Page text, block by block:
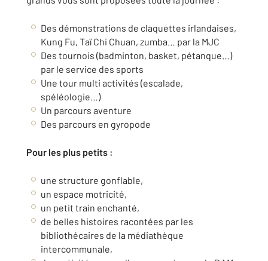
Des démonstrations de claquettes irlandaises,
Kung Fu, Taï Chi Chuan, zumba… par la MJC
Des tournois (badminton, basket, pétanque…)
par le service des sports
Une tour multi activités (escalade,
spéléologie…)
Un parcours aventure
Des parcours en gyropode
Pour les plus petits :
une structure gonflable,
un espace motricité,
un petit train enchanté,
de belles histoires racontées par les
bibliothécaires de la médiathèque
intercommunale,